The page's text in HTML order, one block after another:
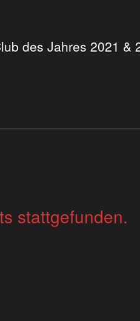
des Jahres 2021 &
stattgefunden.